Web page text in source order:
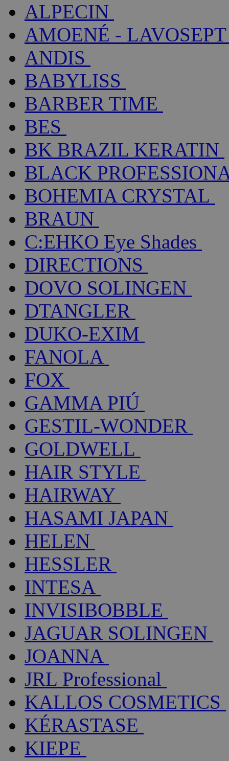
ALPECIN
AMOENÉ - LAVOSEPT
ANDIS
BABYLISS
BARBER TIME
BES
BK BRAZIL KERATIN
BLACK
BOHEMIA CRYSTAL
BRAUN
C:EHKO Eye Shades
DIRECTIONS
DOVO SOLINGEN
DTANGLER
DUKO-EXIM
FANOLA
FOX
GAMMA PIÚ
GESTIL-WONDER
GOLDWELL
HAIR STYLE
HAIRWAY
HASAMI JAPAN
HELEN
HESSLER
INTESA
INVISIBOBBLE
JAGUAR SOLINGEN
JOANNA
JRL Professional
KALLOS COSMETICS
KÉRASTASE
KIEPE